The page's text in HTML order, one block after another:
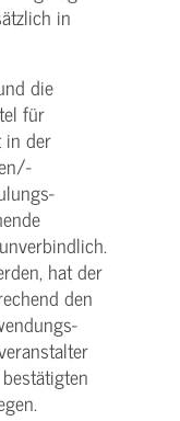
in
die
für
in der
hat der
den